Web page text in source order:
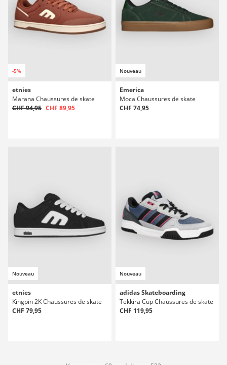
-5%
etnies
Marana Chaussures de skate
CHF 94,95 CHF 89,95
Nouveau
Emerica
Moca Chaussures de skate
CHF 74,95
Nouveau
etnies
Kingpin 2K Chaussures de skate
CHF 79,95
Nouveau
adidas Skateboarding
Tekkira Cup Chaussures de skate
CHF 119,95